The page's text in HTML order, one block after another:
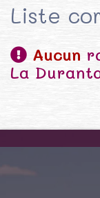
Liste
Aucun
La